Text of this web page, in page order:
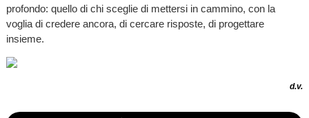
profondo: quello di chi sceglie di mettersi in cammino, con la
voglia di credere ancora, di cercare risposte, di progettare
insieme.
d.v.